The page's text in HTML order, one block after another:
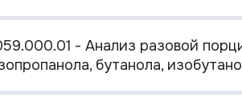
- Анализ разовой
бутанола,